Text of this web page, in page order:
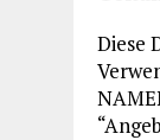
Diese